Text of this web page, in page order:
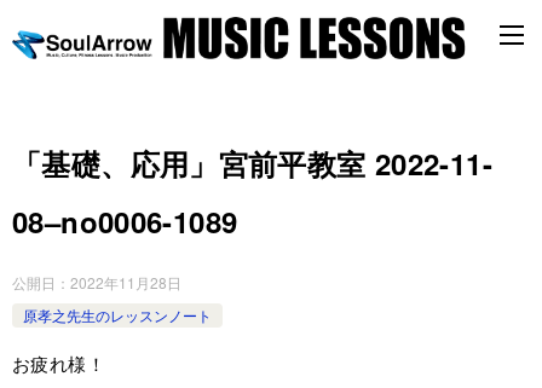
「基礎、応用」宮前平教室 2022-11-
08–no0006-1089
公開日： 2022年11月28日
原孝之先生のレッスンノート
お疲れ様！